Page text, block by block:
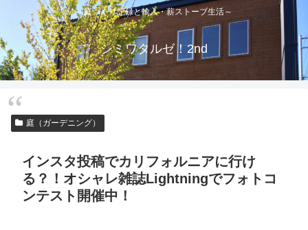
～庭づくり記録と輸入・薪ストーブ生活～
シミワタルゼ！2nd
庭（ガーデニング）
インスタ投稿でカリフォルニアに行け
る？！オシャレ雑誌Lightningでフォトコ
ンテスト開催中！